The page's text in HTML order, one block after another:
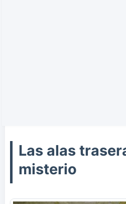
Las alas
misterio